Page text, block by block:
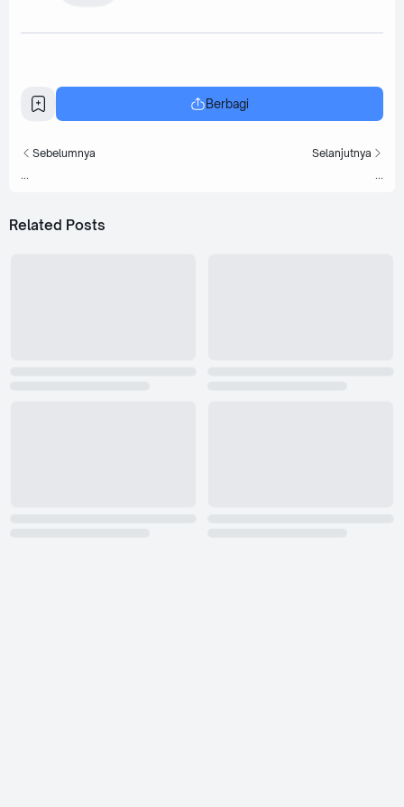
Berbagi
Sebelumnya Selanjutnya
Related Posts